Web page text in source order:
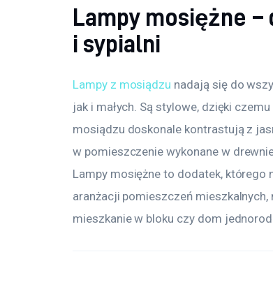
Lampy mosiężne
i sypialni
Lampy z mosiądzu nadają się do
jak i małych. Są stylowe, dzięki
mosiądzu doskonale kontrastują z
w pomieszczenie wykonane w
Lampy mosiężne to dodatek, którego
aranżacji pomieszczeń
mieszkanie w bloku czy dom